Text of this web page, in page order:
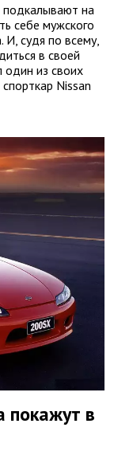
подкалывают на
себе мужского
судя по всему,
в своей
один из своих
Nissan
покажут в